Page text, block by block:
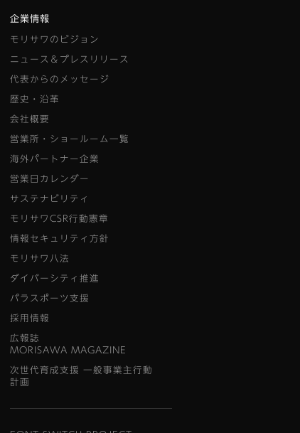
企業情報
モリサワのビジョン
ニュース＆プレスリリース
代表からのメッセージ
歴史・沿革
会社概要
営業所・ショールーム一覧
海外パートナー企業
営業日カレンダー
サステナビリティ
モリサワCSR行動憲章
情報セキュリティ方針
モリサワ八法
ダイバーシティ推進
パラスポーツ支援
採用情報
広報誌
MORISAWA MAGAZINE
次世代育成支援 一般事業主行動
計画